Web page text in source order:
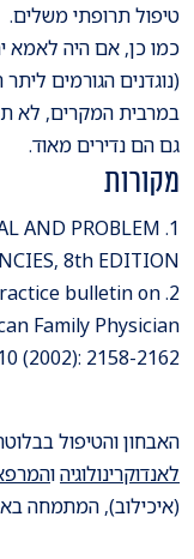
טיפול תרופתי משלים.
(נוגדנים הגורמים
במרבית המקרים, לא
גם הם נדירים מאוד.
מקורות
AND PROBLEM
8th EDITION.
bulletin on
Family Physician
(2002): 2158-2162.
האבחון והטיפול
לאנדוקרינולוגיהו
(איכילוב), המתמחה